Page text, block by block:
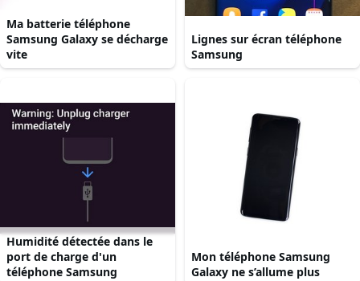
Ma batterie téléphone
Samsung Galaxy se décharge
vite
Lignes sur écran téléphone
Samsung
Humidité détectée dans le
port de charge d'un
téléphone Samsung
Mon téléphone Samsung
Galaxy ne s’allume plus